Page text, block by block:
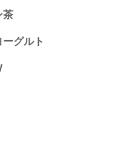
茶
ーグルト